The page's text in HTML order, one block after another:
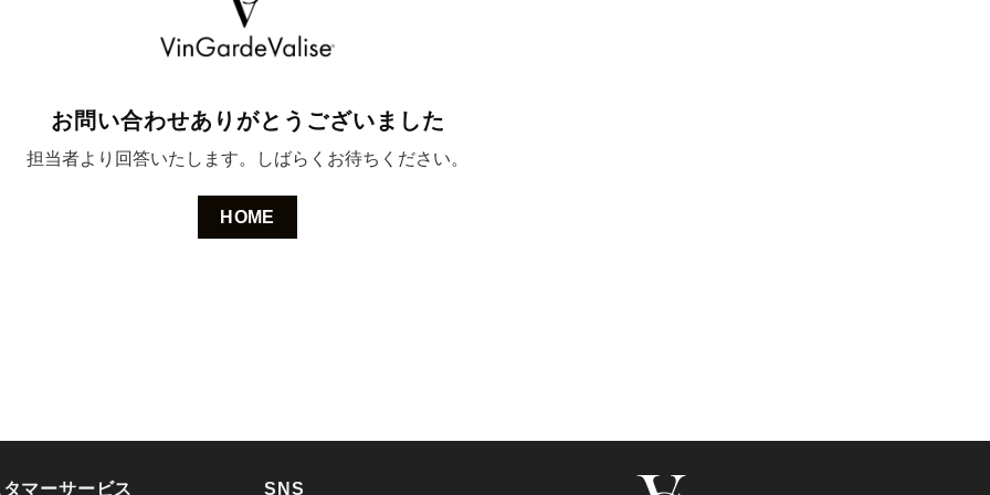
お問い合わせありがとうございました
担当者より回答いたします。しばらくお待ちください。
HOME
タマーサービス SNS